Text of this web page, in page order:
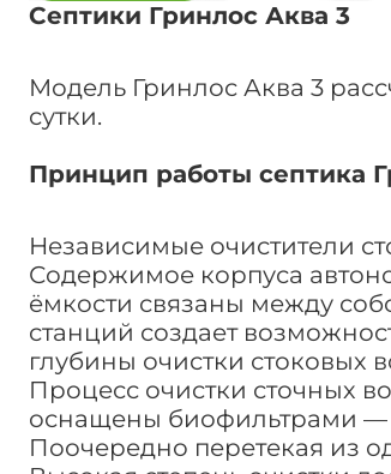
Септики Гринлос Аква 3
Модель Гринлос Аква 3
сутки.
Принцип работы септика
Независимые очистители
Содержимое корпуса
ёмкости связаны между
станций создает
глубины очистки стоковых
Процесс очистки сточных
оснащены биофильтрами —
Поочередно перетекая из